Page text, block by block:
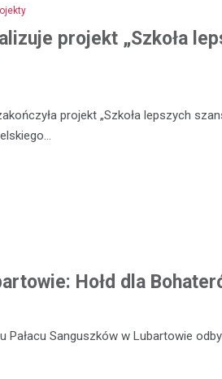
projekt „Szkoła
projekt „Szkoła lepszych
Hołd dla
Pałacu Sanguszków w Lubartowie